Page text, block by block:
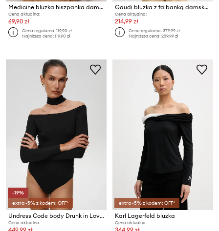
Medicine bluzka hiszpanka damska z wiskozą
Cena aktualna:
69,90 zł
Cena regularna:119,90 zł
Najniższa cena:119,90 zł
Gaudi bluzka z falbanką damska bawełniana
Cena aktualna:
214,99 zł
Cena regularna:379,99 zł
Najniższa cena:239,99 zł
-19%
extra -5% z kodem: OFF*
Undress Code body Drunk in Love Bodysuit
Cena aktualna:
extra -5% z kodem: OFF*
Karl Lagerfeld bluzka
Cena aktualna: